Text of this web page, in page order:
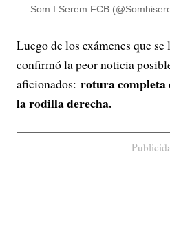
— Som I Serem FCB
Luego de los exámenes que
confirmó la peor noticia
aficionados: rotura completa
la rodilla derecha.